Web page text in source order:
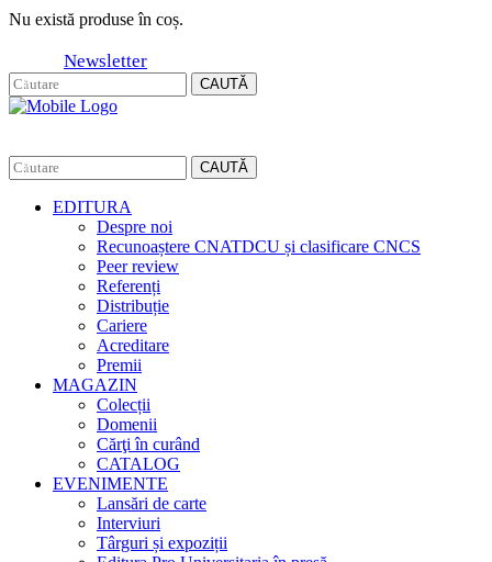
Nu există produse în coș.
Newsletter
CAUTĂ
CAUTĂ
EDITURA
Despre noi
Recunoaștere CNATDCU și clasificare CNCS
Peer review
Referenți
Distribuție
Cariere
Acreditare
Premii
MAGAZIN
Colecții
Domenii
Cărţi în curând
CATALOG
EVENIMENTE
Lansări de carte
Interviuri
Târguri și expoziții